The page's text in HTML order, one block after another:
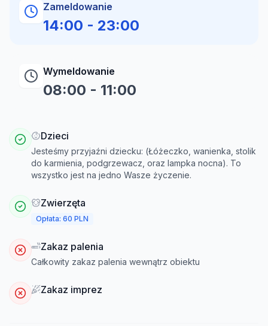
Zameldowanie
14:00 - 23:00
Wymeldowanie
08:00 - 11:00
Dzieci
Jesteśmy przyjaźni dziecku: (Łóżeczko, wanienka, stolik
do karmienia, podgrzewacz, oraz lampka nocna). To
wszystko jest na jedno Wasze życzenie.
Zwierzęta
Opłata: 60 PLN
Zakaz palenia
Całkowity zakaz palenia wewnątrz obiektu
Zakaz imprez